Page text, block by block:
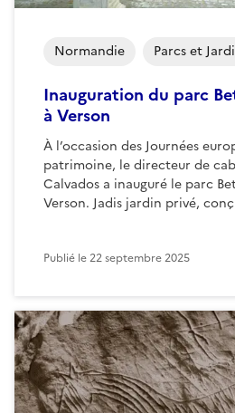
Inauguration du parc
à Verson
À l’occasion des Journées
patrimoine, le directeur de
Calvados a inauguré le parc
Verson. Jadis jardin privé,
Normandie Parcs et
Publié le22 septembre 2025